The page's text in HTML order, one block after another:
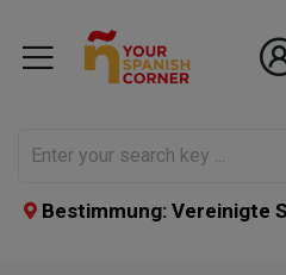
Bestimmung: Vereinigte